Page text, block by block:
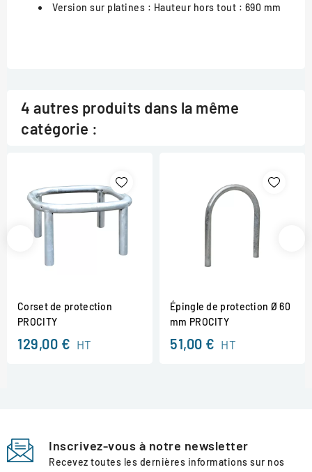
Version sur platines : Hauteur hors tout : 690 mm
4 autres produits dans la même
catégorie :
Corset de protection
PROCITY
129,00 € HT
Épingle de protection Ø 60
mm PROCITY
51,00 € HT
Inscrivez-vous à notre newsletter
Recevez toutes les dernières informations sur nos